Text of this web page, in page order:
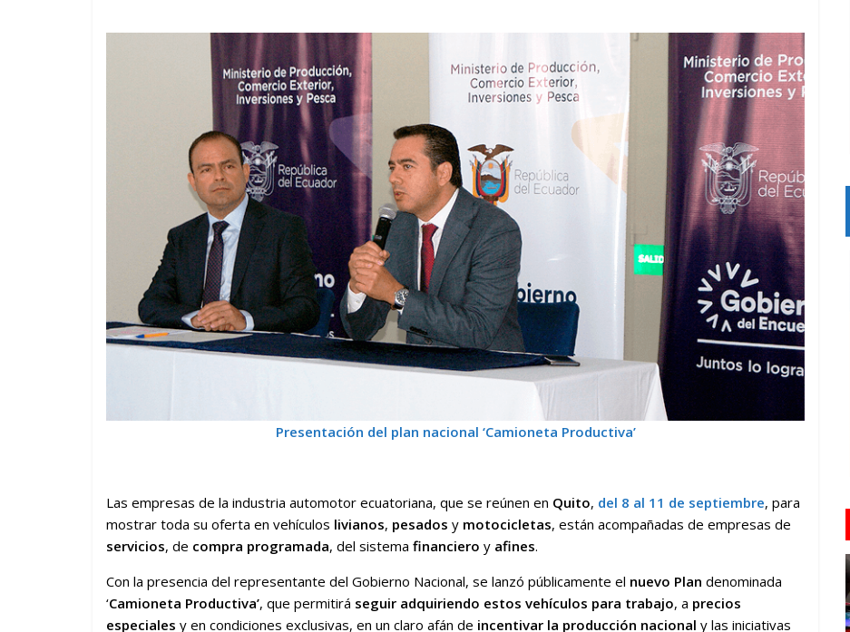
Presentación del plan nacional ‘Camioneta Productiva’
Las empresas de la industria automotor ecuatoriana, que se reúnen en Quito, del 8 al 11 de septiembre, para
mostrar toda su oferta en vehículos livianos, pesados y motocicletas, están acompañadas de empresas de
servicios, de compra programada, del sistema financiero y afines.
Con la presencia del representante del Gobierno Nacional, se lanzó públicamente el nuevo Plan denominada
‘Camioneta Productiva’, que permitirá seguir adquiriendo estos vehículos para trabajo, a precios
especiales y en condiciones exclusivas, en un claro afán de incentivar la producción nacional y las iniciativas